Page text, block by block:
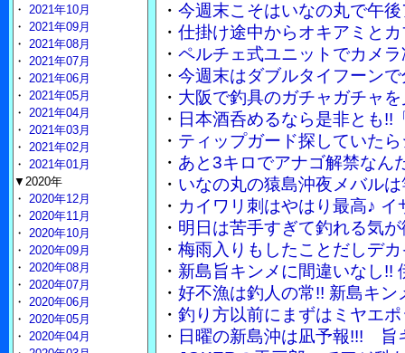
・ 今週末こそはいなの丸で午
・ 仕掛け途中からオキアミと
・ ペルチェ式ユニットでカメ
・ 今週末はダブルタイフーン
・ 大阪で釣具のガチャガチャ
・ 日本酒呑めるなら是非とも!!
・ ティップガード探していた
・ あと3キロでアナゴ解禁なん
・ いなの丸の猿島沖夜メバル
・ カイワリ刺はやはり最高♪
・ 明日は苦手すぎて釣れる気
・ 梅雨入りもしたことだしデ
・ 新島旨キンメに間違いなし!!
・ 好不漁は釣人の常!! 新島キ
・ 釣り方以前にまずはミヤエ
・ 日曜の新島沖は凪予報!!! 旨
・ 2021年10月
・ 2021年09月
・ 2021年08月
・ 2021年07月
・ 2021年06月
・ 2021年05月
・ 2021年04月
・ 2021年03月
・ 2021年02月
・ 2021年01月
▼2020年
・ 2020年12月
・ 2020年11月
・ 2020年10月
・ 2020年09月
・ 2020年08月
・ 2020年07月
・ 2020年06月
・ 2020年05月
・ 2020年04月